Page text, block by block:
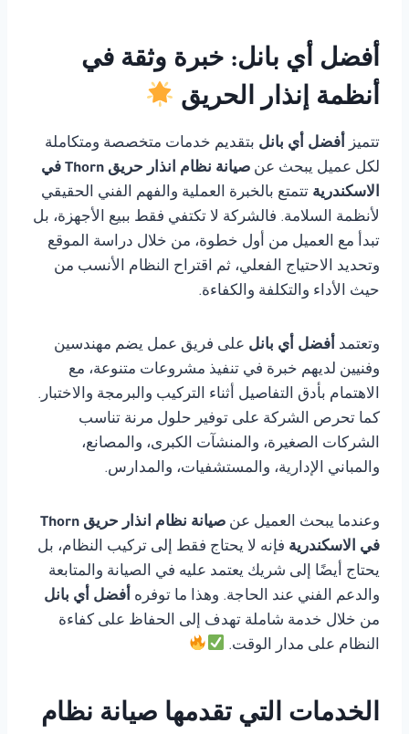
أفضل أي بانل: خبرة وثقة في
أنظمة إنذار الحريق
تتميز أفضل أي بانل بتقديم خدمات متخصصة ومتكاملة
لكل عميل يبحث عن
صيانة نظام انذار حريق Thorn في
الاسكندرية تتمتع بالخبرة العملية والفهم الفني الحقيقي
لأنظمة السلامة. فالشركة لا تكتفي فقط ببيع الأجهزة، بل
تبدأ مع العميل من أول خطوة، من خلال دراسة الموقع
وتحديد الاحتياج الفعلي، ثم اقتراح النظام الأنسب من
حيث الأداء والتكلفة والكفاءة.
وتعتمد أفضل أي بانل على فريق عمل يضم مهندسين
وفنيين لديهم خبرة في تنفيذ مشروعات متنوعة، مع
الاهتمام بأدق التفاصيل أثناء التركيب والبرمجة والاختبار.
كما تحرص الشركة على توفير حلول مرنة تناسب
الشركات الصغيرة، والمنشآت الكبرى، والمصانع،
والمباني الإدارية، والمستشفيات، والمدارس.
وعندما يبحث العميل عن
صيانة نظام انذار حريق Thorn
في الاسكندرية فإنه لا يحتاج فقط إلى تركيب النظام، بل
يحتاج أيضًا إلى شريك يعتمد عليه في الصيانة والمتابعة
والدعم الفني عند الحاجة. وهذا ما توفره أفضل أي بانل
من خلال خدمة شاملة تهدف إلى الحفاظ على كفاءة
النظام على مدار الوقت.
الخدمات التي تقدمها صيانة نظام